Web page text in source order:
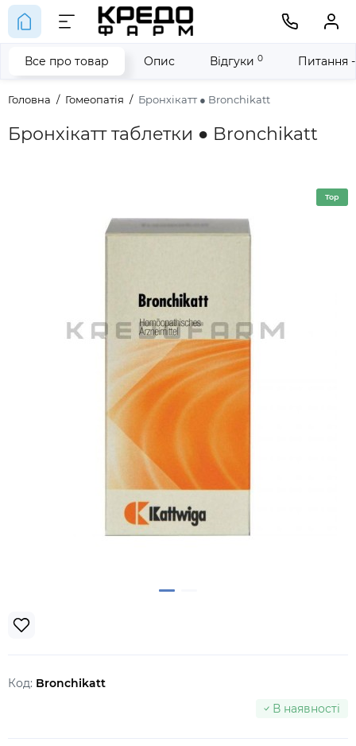
Головна Гомеопатія Бронхікатт ● Bronchikatt
Бронхікатт таблетки ● Bronchikatt
Все про товар Опис Відгуки 0 Питання
Top
Код: Bronchikatt
В наявності